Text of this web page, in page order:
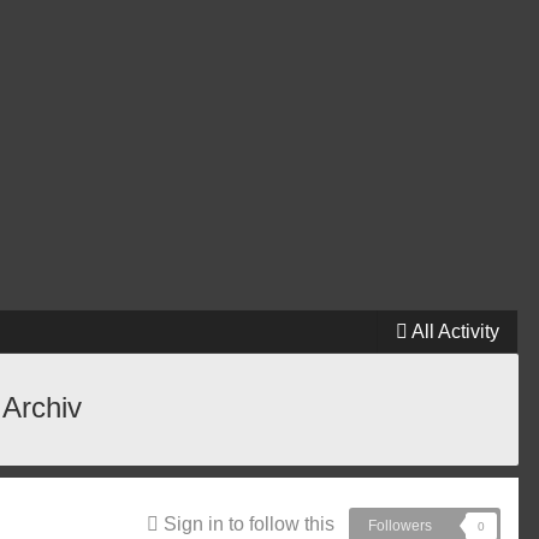
All Activity
Sign in to follow this Followers 0